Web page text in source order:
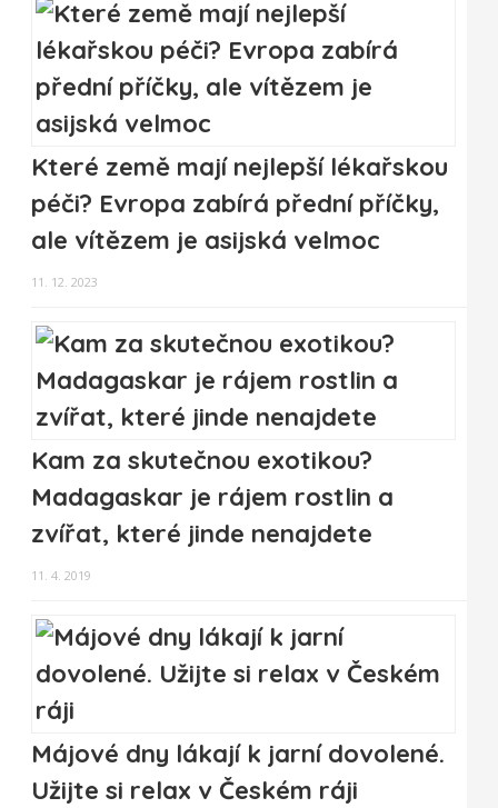
Které země mají nejlepší lékařskou
péči? Evropa zabírá přední příčky,
ale vítězem je asijská velmoc
11. 12. 2023
Kam za skutečnou exotikou?
Madagaskar je rájem rostlin a
zvířat, které jinde nenajdete
11. 4. 2019
Májové dny lákají k jarní dovolené.
Užijte si relax v Českém ráji